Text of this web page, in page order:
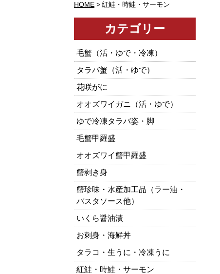
HOME 紅鮭・時鮭・サーモン
カテゴリー
毛蟹（活・ゆで・冷凍）
タラバ蟹（活・ゆで）
花咲がに
オオズワイガニ（活・ゆで）
ゆで冷凍タラバ姿・脚
毛蟹甲羅盛
オオズワイ蟹甲羅盛
蟹剥き身
蟹珍味・水産加工品（ラー油・
パスタソース他）
いくら醤油漬
お刺身・海鮮丼
タラコ・生うに・冷凍うに
紅鮭・時鮭・サーモン